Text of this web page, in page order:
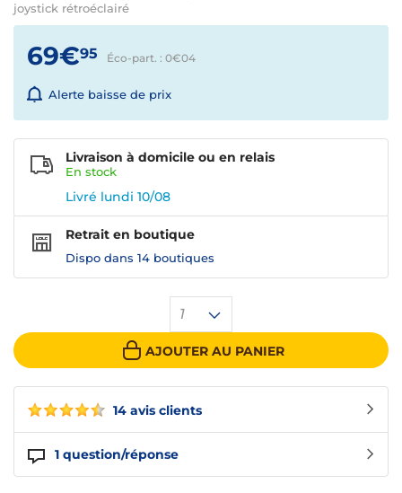
joystick rétroéclairé
14 avis clients
1 question/réponse
69€95 Éco-part. : 0€04
Alerte baisse de prix
1
AJOUTER AU PANIER
Livraison à domicile ou en relais
En stock
Livré lundi 10/08
Retrait en boutique
Dispo dans 14 boutiques